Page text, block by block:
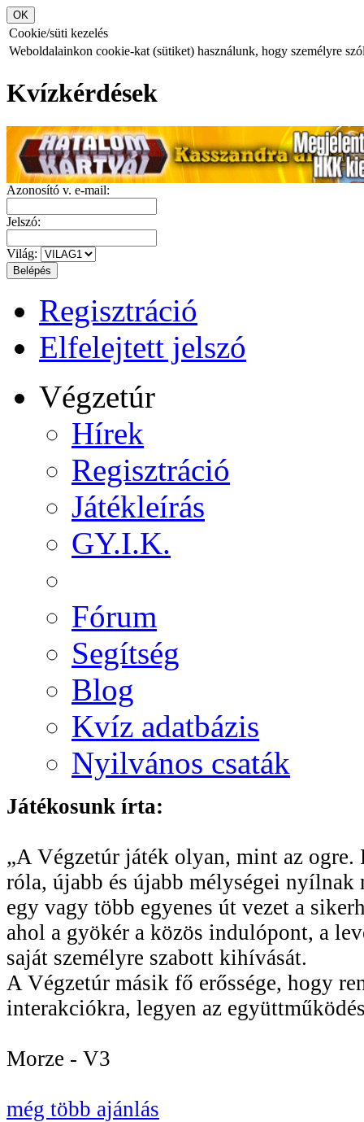
Cookie/süti kezelés
Weboldalainkon cookie-kat (sütiket) használunk, hogy személyre
Kvízkérdések
Azonosító v. e-mail:
Jelszó:
Világ:
Regisztráció
Elfelejtett jelszó
Végzetúr
Hírek
Regisztráció
Játékleírás
GY.I.K.
Fórum
Segítség
Blog
Kvíz adatbázis
Nyilvános csaták
Játékosunk írta:
„A Végzetúr játék olyan, mint az
róla, újabb és újabb mélységei
egy vagy több egyenes út vezet a
ahol a gyökér a közös indulópont, a
saját személyre szabott kihívását.
A Végzetúr másik fő erőssége, hogy
interakciókra, legyen az
Morze - V3
még több ajánlás